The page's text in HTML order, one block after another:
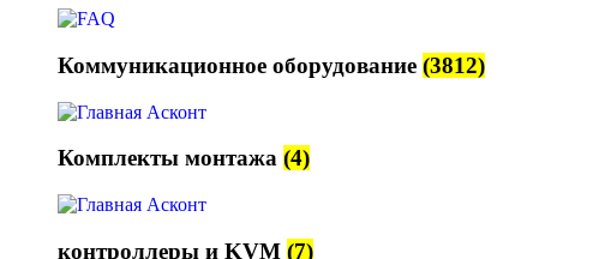
Коммуникационное оборудование (3812)
Комплекты монтажа (4)
контроллеры и KVM (7)